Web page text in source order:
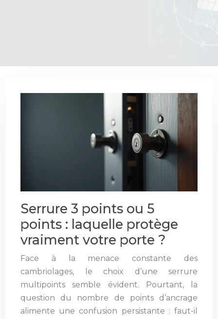
Serrure 3 points ou 5
points : laquelle protège
vraiment votre porte ?
Face à la menace constante des
cambriolages, le choix d’une serrure
multipoints semble évident. Pourtant, la
question du nombre de points d’ancrage
alimente une confusion persistante : faut-il